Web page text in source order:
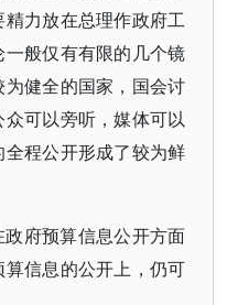
力放在总理作政府工
般仅有有限的几个镜
健全的国家，国会讨
可以旁听，媒体可以
程公开形成了较为鲜
府预算信息公开方面
信息的公开上，仍可